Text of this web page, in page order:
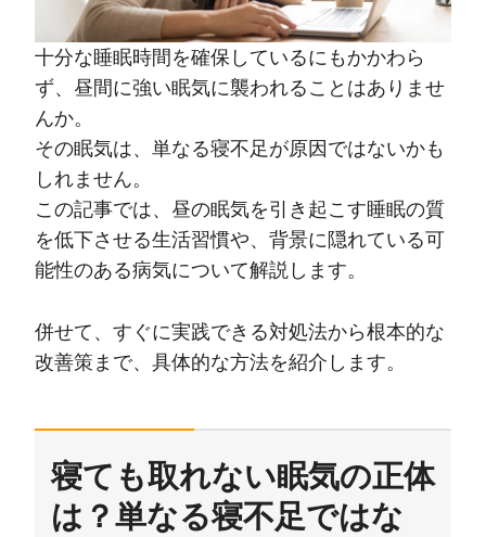
十分な睡眠時間を確保しているにもかかわら
ず、昼間に強い眠気に襲われることはありませ
んか。
その眠気は、単なる寝不足が原因ではないかも
しれません。
この記事では、昼の眠気を引き起こす睡眠の質
を低下させる生活習慣や、背景に隠れている可
能性のある病気について解説します。
併せて、すぐに実践できる対処法から根本的な
改善策まで、具体的な方法を紹介します。
寝ても取れない眠気の正体
は？単なる寝不足ではな